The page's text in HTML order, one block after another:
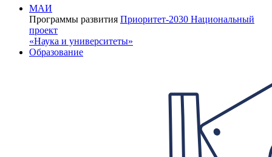
МАИ
Программы развития Приоритет-2030 Национальный
проект
«Наука и университеты»
Образование